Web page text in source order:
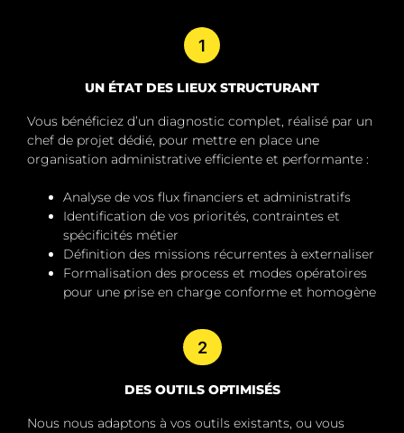
1
UN ÉTAT DES LIEUX STRUCTURANT
Vous bénéficiez d’un diagnostic complet, réalisé par un
chef de projet dédié, pour mettre en place une
organisation administrative efficiente et performante :
Analyse de vos flux financiers et administratifs
Identification de vos priorités, contraintes et
spécificités métier
Définition des missions récurrentes à externaliser
Formalisation des process et modes opératoires
pour une prise en charge conforme et homogène
2
DES OUTILS OPTIMISÉS
Nous nous adaptons à vos outils existants, ou vous